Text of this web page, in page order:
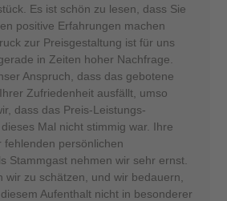
Es ist schön zu lesen, dass Sie
positive Erfahrungen machen
zur Preisgestaltung ist für uns
in Zeiten hoher Nachfrage.
Anspruch, dass das gebotene
Zufriedenheit ausfällt, umso
dass das Preis-Leistungs-
Mal nicht stimmig war. Ihre
fehlenden persönlichen
Stammgast nehmen wir sehr ernst.
wir zu schätzen, und wir bedauern,
Aufenthalt nicht in besonderer